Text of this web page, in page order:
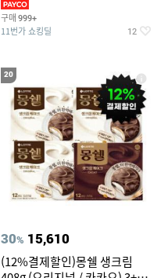
구매 999+
11번가 쇼킹딜 12
20
30% 15,610
(12%결제할인)몽쉘 생크림